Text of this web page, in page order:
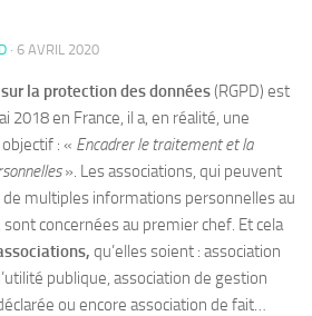
· 6 AVRIL 2020
la protection des données(RGPD) est
2018 en France, il a, en réalité, une
: « Encadrer le traitement et la
». Les associations, qui peuvent
multiples informations personnelles au
concernées au premier chef. Et cela
qu’elles soient : association
publique, association de gestion
ou encore association de fait…